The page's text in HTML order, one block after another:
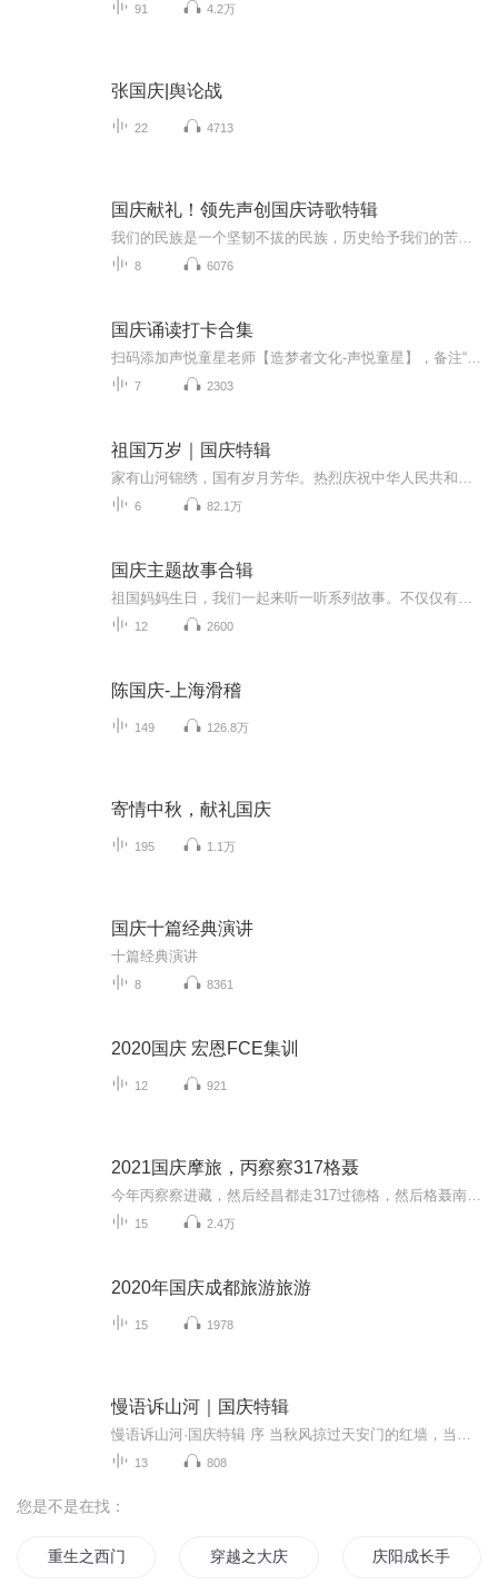
91 4.2万
张国庆|舆论战
22 4713
国庆献礼！领先声创国庆诗歌特辑
8 6076
国庆诵读打卡合集
7 2303
祖国万岁｜国庆特辑
6 82.1万
国庆主题故事合辑
12 2600
陈国庆-上海滑稽
149 126.8万
寄情中秋，献礼国庆
195 1.1万
国庆十篇经典演讲
十篇经典演讲
8 8361
2020国庆 宏恩FCE集训
12 921
2021国庆摩旅，丙察察317格聂
15 2.4万
2020年国庆成都旅游旅游
15 1978
慢语诉山河｜国庆特辑
13 808
您是不是在找：
重生之西门庆 穿越之大庆帝国 庆阳成长手札